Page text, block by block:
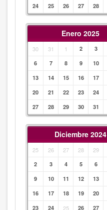
24
25 26 27 28
Enero 2025
30 31 1 2 3
6
7 8 9 10
13
14 15 16 17
20
21 22 23 24
27
28 29 30 31
Diciembre 2024
25 26 27 28 29
2
3 4 5 6
9
10 11 12 13
16
17 18 19 20
23
24 25 26 27